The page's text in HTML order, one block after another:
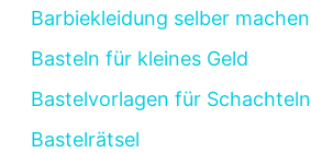
Barbiekleidung selber machen
Basteln für kleines Geld
Bastelvorlagen für Schachteln
Bastelrätsel